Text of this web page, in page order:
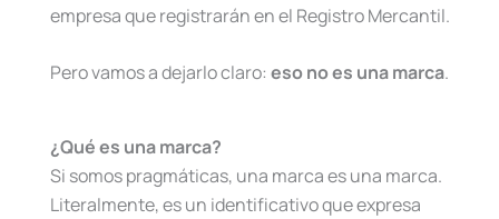
empresa que registrarán en el Registro Mercantil.
Pero vamos a dejarlo claro: eso no es una marca.
¿Qué es una marca?
Si somos pragmáticas, una marca es una marca.
Literalmente, es un identificativo que expresa